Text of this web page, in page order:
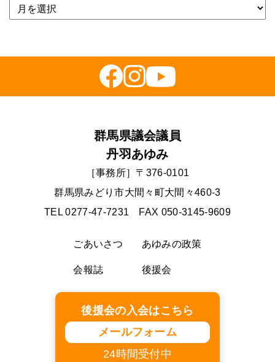
群馬県議会議員
丹羽あゆみ
［事務所］〒376-0101
群馬県みどり市大間々町大間々460-3
TEL 0277-47-7231 FAX 050-3145-9609
ごあいさつ あゆみの政策
会報誌 後援会
後援会の入会はこちら
メールフォーム
24時間受付中